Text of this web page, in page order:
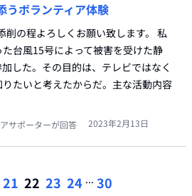
うボランティア体験
削の程よろしくお願い致します。 私
台風15号によって被害を受けた静
した。その目的は、テレビではなく
たいと考えたからだ。主な活動内容
サポーターが回答 2023年2月13日
21 22 23 24 ... 30